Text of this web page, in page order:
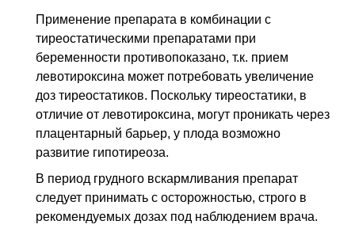
Применение препарата в комбинации с
тиреостатическими препаратами при
беременности противопоказано, т.к. прием
левотироксина может потребовать увеличение
доз тиреостатиков. Поскольку тиреостатики, в
отличие от левотироксина, могут проникать через
плацентарный барьер, у плода возможно
развитие гипотиреоза.
В период грудного вскармливания препарат
следует принимать с осторожностью, строго в
рекомендуемых дозах под наблюдением врача.